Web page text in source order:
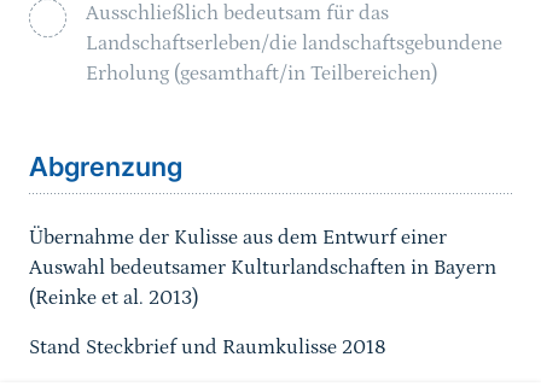
Ausschließlich bedeutsam für das
Landschaftserleben/die landschaftsgebundene
Erholung (gesamthaft/in Teilbereichen)
Abgrenzung
Übernahme der Kulisse aus dem Entwurf einer
Auswahl bedeutsamer Kulturlandschaften in Bayern
(Reinke et al. 2013)
Stand Steckbrief und Raumkulisse 2018